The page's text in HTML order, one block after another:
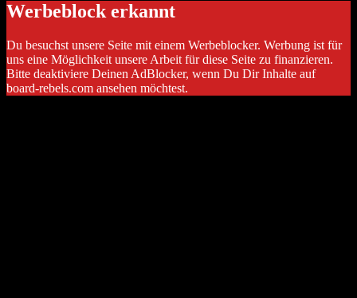
Werbeblock erkannt
Du besuchst unsere Seite mit einem Werbeblocker. Werbung ist für
uns eine Möglichkeit unsere Arbeit für diese Seite zu finanzieren.
Bitte deaktiviere Deinen AdBlocker, wenn Du Dir Inhalte auf
board-rebels.com ansehen möchtest.